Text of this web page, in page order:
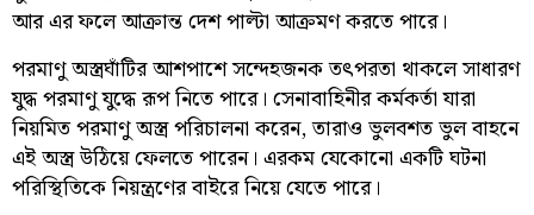
আর এর ফলে আক্রান্ত দেশ পাল্টা আক্রমণ করতে পারে।
পরমাণু অস্ত্রঘাঁটির আশপাশে সন্দেহজনক তৎপরতা থাকলে সাধারণ
যুদ্ধ পরমাণু যুদ্ধে রূপ নিতে পারে। সেনাবাহিনীর কর্মকর্তা যারা
নিয়মিত পরমাণু অস্ত্র পরিচালনা করেন, তারাও ভুলবশত ভুল বাহনে
এই অস্ত্র উঠিয়ে ফেলতে পারেন। এরকম যেকোনো একটি ঘটনা
পরিস্থিতিকে নিয়ন্ত্রণের বাইরে নিয়ে যেতে পারে।